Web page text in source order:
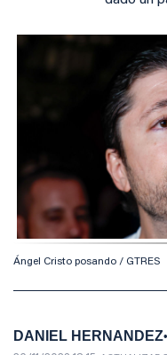
Ángel Cristo posando / GTRES
DANIEL HERNANDEZ